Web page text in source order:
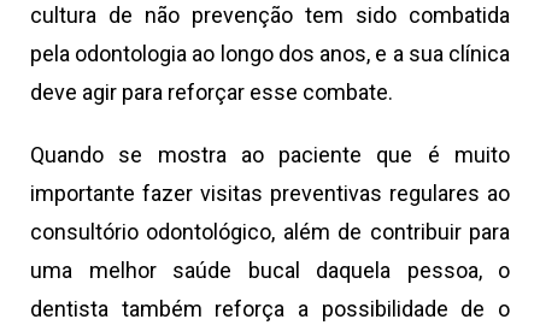
cultura de não prevenção tem sido combatida
pela odontologia ao longo dos anos, e a sua clínica
deve agir para reforçar esse combate.
Quando se mostra ao paciente que é muito
importante fazer visitas preventivas regulares ao
consultório odontológico, além de contribuir para
uma melhor saúde bucal daquela pessoa, o
dentista também reforça a possibilidade de o